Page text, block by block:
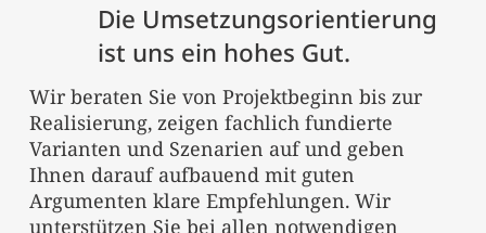
Die Umsetzungsorientierung
ist uns ein hohes Gut.
Wir beraten Sie von Projektbeginn bis zur
Realisierung, zeigen fachlich fundierte
Varianten und Szenarien auf und geben
Ihnen darauf aufbauend mit guten
Argumenten klare Empfehlungen. Wir
unterstützen Sie bei allen notwendigen